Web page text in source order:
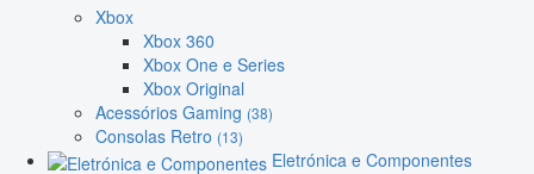
Xbox
Xbox 360
Xbox One e Series
Xbox Original
Acessórios Gaming (38)
Consolas Retro (13)
Eletrónica e Componentes